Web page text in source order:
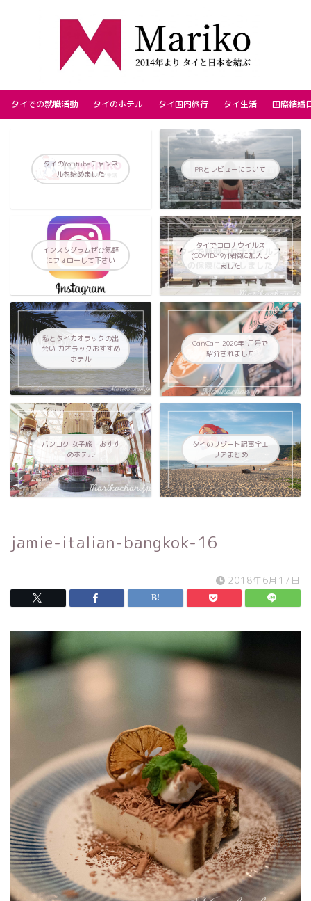
タイでの就職活動 タイのホテル タイ国内旅行 タイ生活 国際結婚
タイのYoutubeチャンネ
ルを始めました
PRとレビューについて
インスタグラムぜひ気軽
にフォローして下さい
タイでコロナウイルス
(COVID-19) 保険に加入し
ました
私とタイカオラックの出
会い カオラックおすすめ
ホテル
CanCam 2020年1月号で
紹介されました
バンコク 女子旅 おすす
めホテル
タイのリゾート記事全エ
リアまとめ
jamie-italian-bangkok-16
2018年6月17日